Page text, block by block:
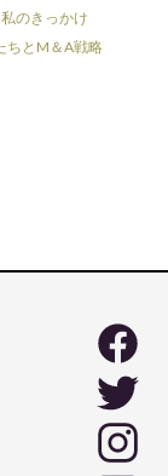
私のきっかけ
ちとM＆A戦略